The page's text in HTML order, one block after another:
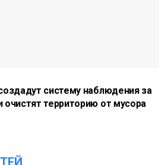
систему наблюдения за
очистят территорию от мусора